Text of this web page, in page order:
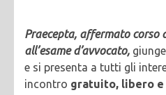
Praecepta, affermato corso
all’esame d’avvocato,
e si presenta a tutti gli
incontro gratuito, libero e